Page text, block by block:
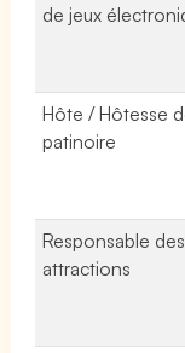
de jeux
Hôte / Hôtesse
patinoire
Responsable des
attractions